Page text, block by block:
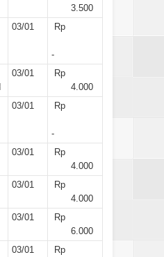
3.500
03/01 Rp
-
03/01
Rp
4.000
03/01 Rp
-
03/01
Rp
4.000
03/01
Rp
4.000
03/01
Rp
6.000
03/01
Rp